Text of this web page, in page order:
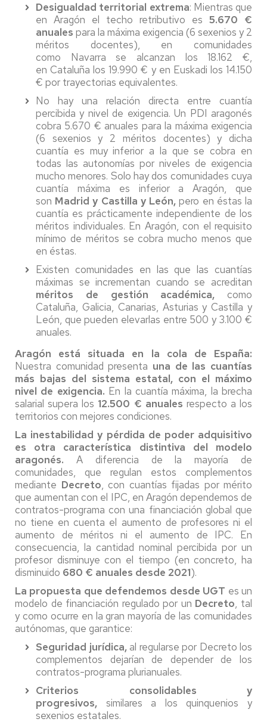
Desigualdad territorial extrema: Mientras que
en Aragón el techo retributivo es 5.670 €
anuales para la máxima exigencia (6 sexenios y 2
méritos docentes), en comunidades
como Navarra se alcanzan los 18.162 €,
en Cataluña los 19.990 € y en Euskadi los 14.150
€ por trayectorias equivalentes.
No hay una relación directa entre cuantía
percibida y nivel de exigencia. Un PDI aragonés
cobra 5.670 € anuales para la máxima exigencia
(6 sexenios y 2 méritos docentes) y dicha
cuantía es muy inferior a la que se cobra en
todas las autonomías por niveles de exigencia
mucho menores. Solo hay dos comunidades cuya
cuantía máxima es inferior a Aragón, que
son Madrid y Castilla y León, pero en éstas la
cuantía es prácticamente independiente de los
méritos individuales. En Aragón, con el requisito
mínimo de méritos se cobra mucho menos que
en éstas.
Existen comunidades en las que las cuantías
máximas se incrementan cuando se acreditan
méritos de gestión académica, como
Cataluña, Galicia, Canarias, Asturias y Castilla y
León, que pueden elevarlas entre 500 y 3.100 €
anuales.
Aragón está situada en la cola de España:
Nuestra comunidad presenta una de las cuantías
más bajas del sistema estatal, con el máximo
nivel de exigencia. En la cuantía máxima, la brecha
salarial supera los 12.500 € anuales respecto a los
territorios con mejores condiciones.
La inestabilidad y pérdida de poder adquisitivo
es otra característica distintiva del modelo
aragonés. A diferencia de la mayoría de
comunidades, que regulan estos complementos
mediante Decreto, con cuantías fijadas por mérito
que aumentan con el IPC, en Aragón dependemos de
contratos-programa con una financiación global que
no tiene en cuenta el aumento de profesores ni el
aumento de méritos ni el aumento de IPC. En
consecuencia, la cantidad nominal percibida por un
profesor disminuye con el tiempo (en concreto, ha
disminuido 680 € anuales desde 2021).
La propuesta que defendemos desde UGT es un
modelo de financiación regulado por un Decreto, tal
y como ocurre en la gran mayoría de las comunidades
autónomas, que garantice:
Seguridad jurídica,al regularse por Decreto los
complementos dejarían de depender de los
contratos-programa plurianuales.
Criterios consolidables y
progresivos, similares a los quinquenios y
sexenios estatales.